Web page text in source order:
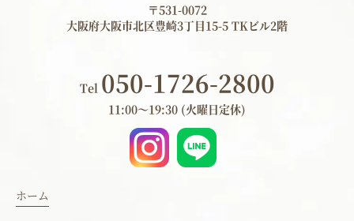
〒531-0072
大阪府大阪市北区豊崎3丁目15-5 TKビル2階
Tel 050-1726-2800
11:00～19:30 (火曜日定休)
ホーム